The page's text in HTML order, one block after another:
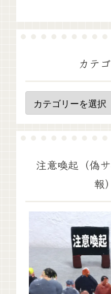
カテ
注意喚起（偽
報）